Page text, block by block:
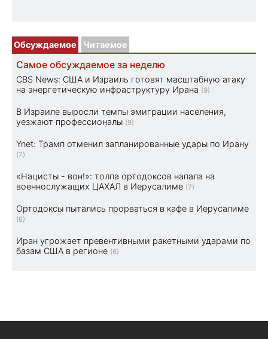
Обсуждаемое Читаемое
Самое обсуждаемое за неделю
CBS News: США и Израиль готовят масштабную атаку
на энергетическую инфраструктуру Ирана (9)
В Израиле выросли темпы эмиграции населения,
уезжают профессионалы (9)
Ynet: Трамп отменил запланированные удары по Ирану
(7)
«Нацисты - вон!»: толпа ортодоксов напала на
военнослужащих ЦАХАЛ в Иерусалиме (7)
Ортодоксы пытались прорваться в кафе в Иерусалиме
(6)
Иран угрожает превентивными ракетными ударами по
базам США в регионе (6)